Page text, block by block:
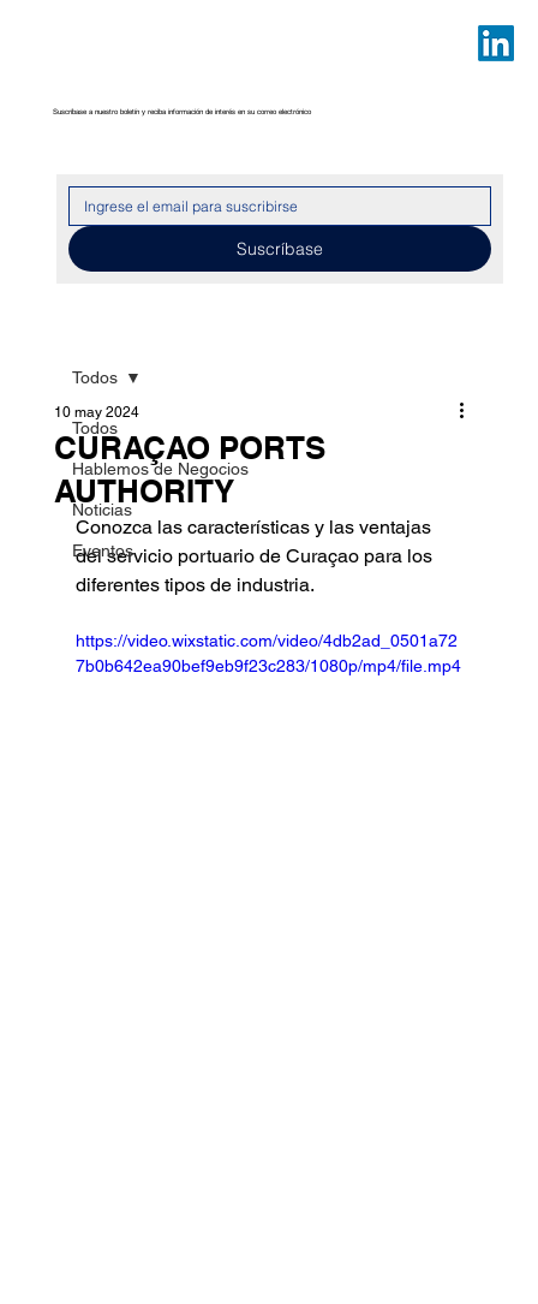
Suscríbase a nuestro boletín y reciba información de interés en su correo electrónico
Suscríbase
Todos
Hablemos de Negocios
Noticias
Eventos
Todos
CURAÇAO PORTS
AUTHORITY
10 may 2024
Conozca las características y las ventajas
del servicio portuario de Curaçao para los
diferentes tipos de industria.
https://video.wixstatic.com/video/4db2ad_0501a72
7b0b642ea90bef9eb9f23c283/1080p/mp4/file.mp4